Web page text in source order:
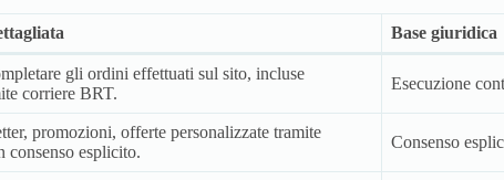
Base giuridica
gli ordini effettuati sul sito, incluse
corriere BRT.
Esecuzione
promozioni, offerte personalizzate tramite
consenso esplicito.
Consenso